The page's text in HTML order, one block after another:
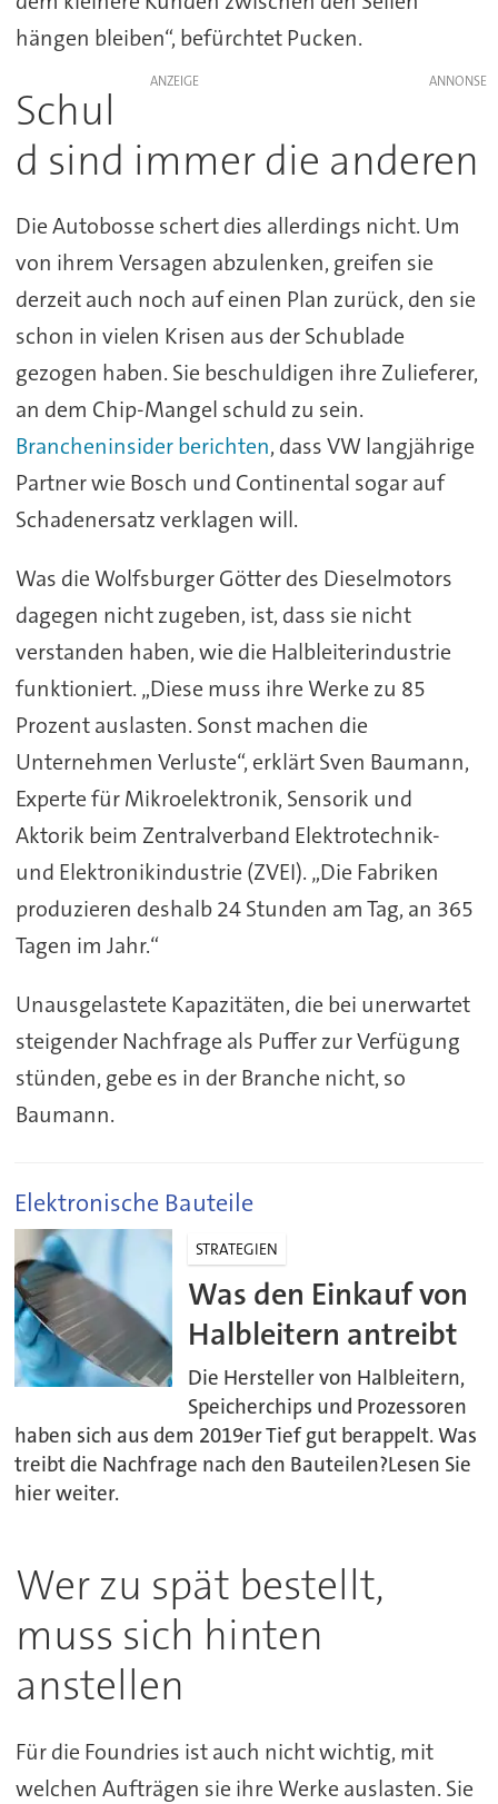
hängen bleiben“, befürchtet Pucken.
ANZEIGE
Schul
d sind immer die anderen
Die Autobosse schert dies allerdings nicht. Um
von ihrem Versagen abzulenken, greifen sie
derzeit auch noch auf einen Plan zurück, den sie
schon in vielen Krisen aus der Schublade
gezogen haben. Sie beschuldigen ihre Zulieferer,
an dem Chip-Mangel schuld zu sein.
Brancheninsider berichten, dass VW langjährige
Partner wie Bosch und Continental sogar auf
Schadenersatz verklagen will.
Was die Wolfsburger Götter des Dieselmotors
dagegen nicht zugeben, ist, dass sie nicht
verstanden haben, wie die Halbleiterindustrie
funktioniert. „Diese muss ihre Werke zu 85
Prozent auslasten. Sonst machen die
Unternehmen Verluste“, erklärt Sven Baumann,
Experte für Mikroelektronik, Sensorik und
Aktorik beim Zentralverband Elektrotechnik-
und Elektronikindustrie (ZVEI). „Die Fabriken
produzieren deshalb 24 Stunden am Tag, an 365
Tagen im Jahr.“
Unausgelastete Kapazitäten, die bei unerwartet
steigender Nachfrage als Puffer zur Verfügung
stünden, gebe es in der Branche nicht, so
Baumann.
Elektronische Bauteile
STRATEGIEN
Was den Einkauf von
Halbleitern antreibt
Die Hersteller von Halbleitern,
Speicherchips und Prozessoren
haben sich aus dem 2019er Tief gut berappelt. Was
treibt die Nachfrage nach den Bauteilen?Lesen Sie
hier weiter.
Wer zu spät bestellt,
muss sich hinten
anstellen
Für die Foundries ist auch nicht wichtig, mit
welchen Aufträgen sie ihre Werke auslasten. Sie